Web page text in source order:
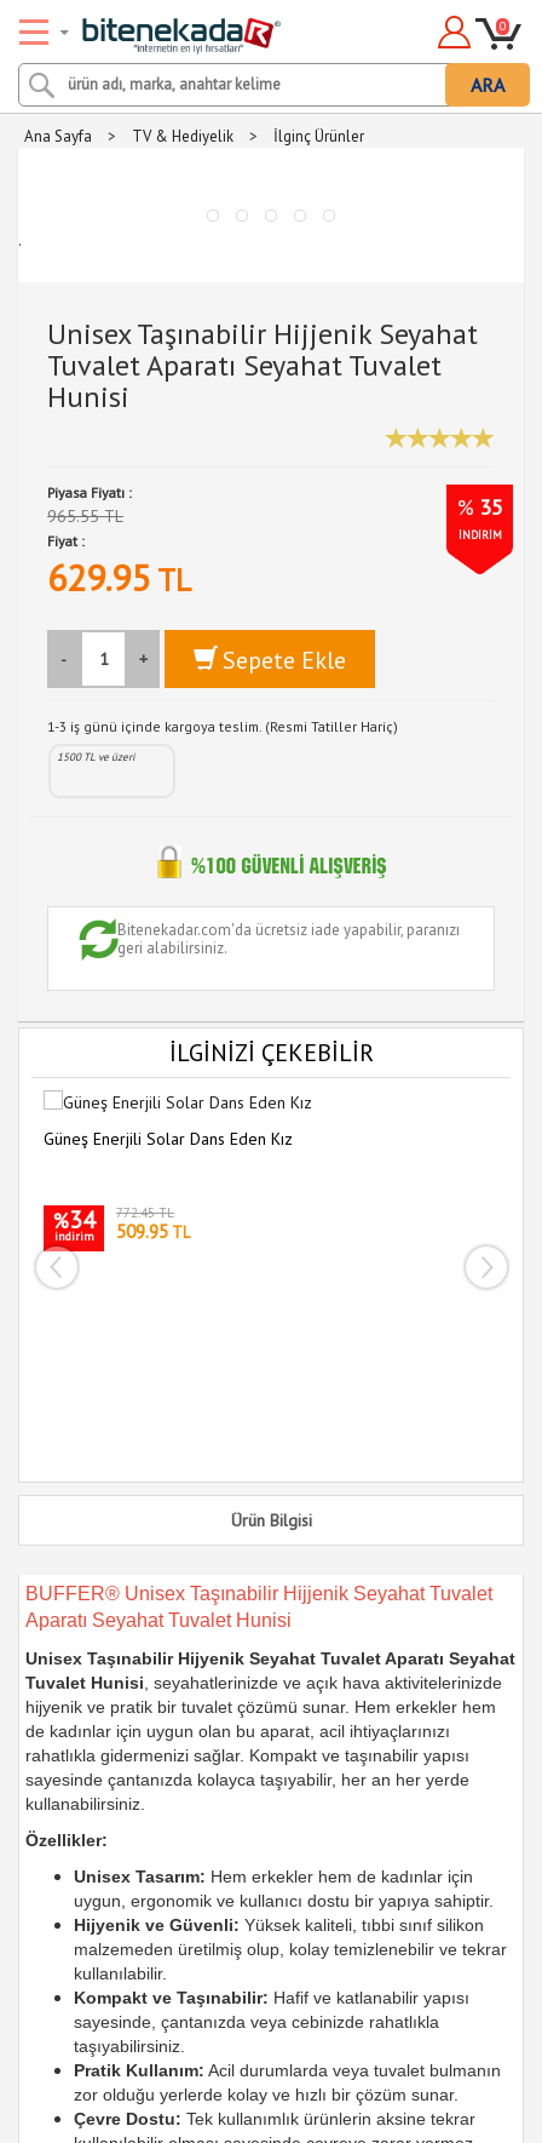
ARA
0
Ana Sayfa > TV & Hediyelik > İlginç Ürünler
.
Unisex Taşınabilir Hijjenik Seyahat
Tuvalet Aparatı Seyahat Tuvalet
Hunisi
Piyasa Fiyatı :
965.55 TL % 35
İNDİRİM
Fiyat :
629.95 TL
- + Sepete Ekle
1-3 iş günü içinde kargoya teslim. (Resmi Tatiller Hariç)
1500 TL ve üzeri
Bitenekadar.com'da ücretsiz iade yapabilir, paranızı
geri alabilirsiniz.
İLGİNİZİ ÇEKEBİLİR
Güneş Enerjili Solar Dans Eden Kız
%34
indirim
772.45 TL
509.95 TL
Ürün Bilgisi
BUFFER® Unisex Taşınabilir Hijjenik Seyahat Tuvalet
Aparatı Seyahat Tuvalet Hunisi
Unisex Taşınabilir Hijyenik Seyahat Tuvalet Aparatı Seyahat
Tuvalet Hunisi , seyahatlerinizde ve açık hava aktivitelerinizde
hijyenik ve pratik bir tuvalet çözümü sunar. Hem erkekler hem
de kadınlar için uygun olan bu aparat, acil ihtiyaçlarınızı
rahatlıkla gidermenizi sağlar. Kompakt ve taşınabilir yapısı
sayesinde çantanızda kolayca taşıyabilir, her an her yerde
kullanabilirsiniz.
Özellikler:
Unisex Tasarım: Hem erkekler hem de kadınlar için
uygun, ergonomik ve kullanıcı dostu bir yapıya sahiptir.
Hijyenik ve Güvenli: Yüksek kaliteli, tıbbi sınıf silikon
malzemeden üretilmiş olup, kolay temizlenebilir ve tekrar
kullanılabilir.
Kompakt ve Taşınabilir: Hafif ve katlanabilir yapısı
sayesinde, çantanızda veya cebinizde rahatlıkla
taşıyabilirsiniz.
Pratik Kullanım: Acil durumlarda veya tuvalet bulmanın
zor olduğu yerlerde kolay ve hızlı bir çözüm sunar.
Çevre Dostu: Tek kullanımlık ürünlerin aksine tekrar